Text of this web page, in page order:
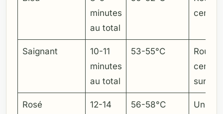
minutes
au total
centre
Saignant
10-11
minutes
au total
53-55°C
Rouge
sur les
Rosé
12-14
56-58°C